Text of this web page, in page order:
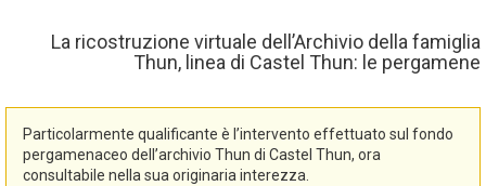
La ricostruzione virtuale dell’Archivio della famiglia
Thun, linea di Castel Thun: le pergamene
Particolarmente qualificante è l’intervento effettuato sul fondo
pergamenaceo dell’archivio Thun di Castel Thun, ora
consultabile nella sua originaria interezza.